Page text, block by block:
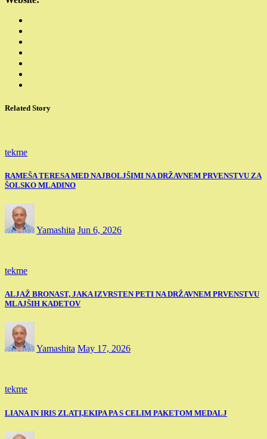
Related Story
tekme
RAMEŠA TERESA MED NAJBOLJŠIMI NA DRŽAVNEM PRVENSTVU ZA
ŠOLSKO MLADINO
Yamashita Jun 6, 2026
tekme
ALJAŽ BRONAST, JAKA IZVRSTEN PETI NA DRŽAVNEM PRVENSTVU
MLAJŠIH KADETOV
Yamashita May 17, 2026
tekme
LIANA IN IRIS ZLATI,EKIPA PA S CELIM PAKETOM MEDALJ